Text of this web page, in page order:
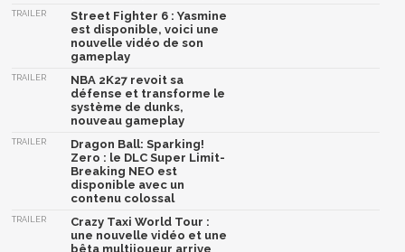
TRAILER
Street Fighter 6 : Yasmine
est disponible, voici une
nouvelle vidéo de son
gameplay
TRAILER
NBA 2K27 revoit sa
défense et transforme le
système de dunks,
nouveau gameplay
TRAILER
Dragon Ball: Sparking!
Zero : le DLC Super Limit-
Breaking NEO est
disponible avec un
contenu colossal
TRAILER
Crazy Taxi World Tour :
une nouvelle vidéo et une
bêta multijoueur arrive